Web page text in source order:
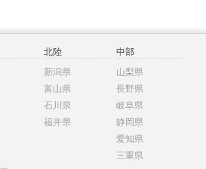
北陸
新潟県
富山県
石川県
福井県
中部
山梨県
長野県
岐阜県
静岡県
愛知県
三重県